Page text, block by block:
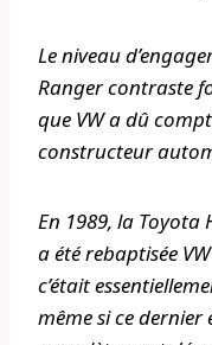
Le niveau
Ranger contraste
que VW a dû
constructeur
En 1989, la Toyota
a été rebaptisée
c’était
même si ce